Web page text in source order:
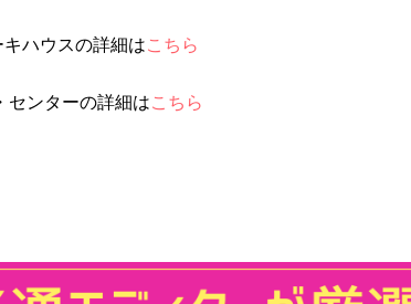
ハウスの詳細はこちら
センターの詳細はこちら